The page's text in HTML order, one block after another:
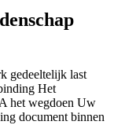
gedeeltelijk last
Het
het wegdoen Uw
document binnen